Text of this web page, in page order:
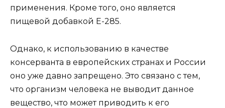
применения. Кроме того, оно является
пищевой добавкой Е-285.
Однако, к использованию в качестве
консерванта в европейских странах и России
оно уже давно запрещено. Это связано с тем,
что организм человека не выводит данное
вещество, что может приводить к его